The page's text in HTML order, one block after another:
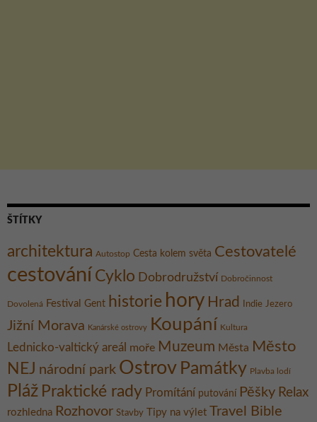
ŠTÍTKY
architektura Autostop Cesta kolem světa Cestovatelé
cestování Cyklo Dobrodružství Dobročinnost
Dovolená Festival Gent historie hory Hrad Indie Jezero
Jižní Morava Kanárské ostrovy Koupání Kultura
Lednicko-valtický areál moře Muzeum Města Město
NEJ národní park Ostrov Památky Plavba lodí
Pláž Praktické rady Promítání putování Pěšky Relax
rozhledna Rozhovor Stavby Tipy na výlet Travel Bible